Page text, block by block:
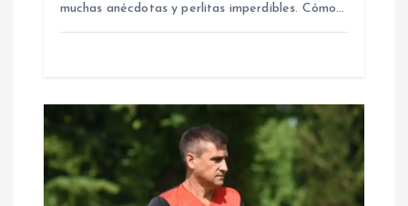
d
a
s
muchas anécdotas y perlitas imperdibles. Cómo…